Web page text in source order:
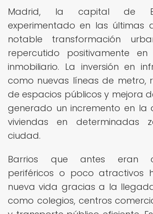
Madrid, la capital de
experimentado en las últimas
notable transformación
repercutido positivamente
inmobiliario. La inversión en
como nuevas líneas de metro,
de espacios públicos y mejora
generado un incremento en la
viviendas en determinadas
ciudad.
Barrios que antes eran
periféricos o poco atractivos
nueva vida gracias a la
como colegios, centros